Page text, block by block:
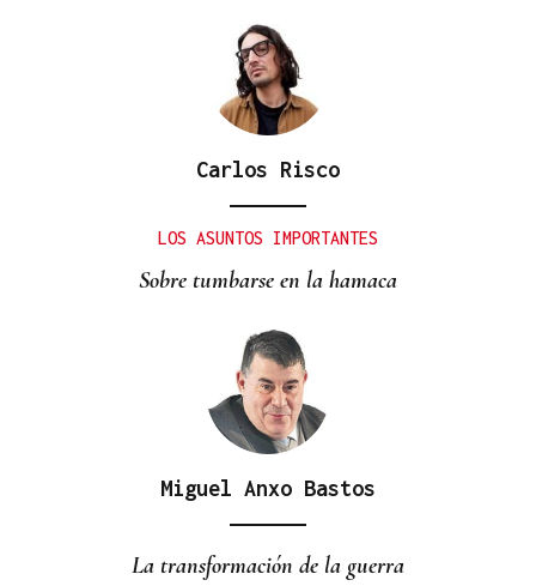
Estas son las medidas acordadas por la Xunta,
Carlos Risco
LOS ASUNTOS IMPORTANTES
Sobre tumbarse en la hamaca
Miguel Anxo Bastos
La transformación de la guerra